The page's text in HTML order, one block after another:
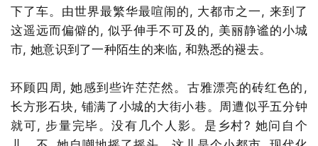
下了车。由世界最繁华最喧闹的, 大都市之一, 来到了
这遥远而偏僻的, 似乎伸手不可及的, 美丽静谧的小城
市, 她意识到了一种陌生的来临, 和熟悉的褪去。
环顾四周, 她感到些许茫茫然。古雅漂亮的砖红色的,
长方形石块, 铺满了小城的大街小巷。周遭似乎五分钟
就可, 步量完毕。没有几个人影。是乡村? 她问自个